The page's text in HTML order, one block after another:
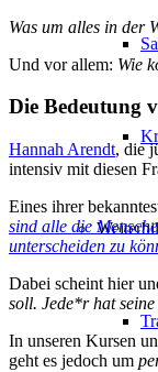
Was um alles in der
Und vor allem: Wie
Die Bedeutung
Hannah Arendt, die
intensiv mit diesen
Eines ihrer
sind alle die
unterscheiden zu
Dabei scheint hier
soll. Jede*r hat
In unseren Kursen
geht es jedoch um